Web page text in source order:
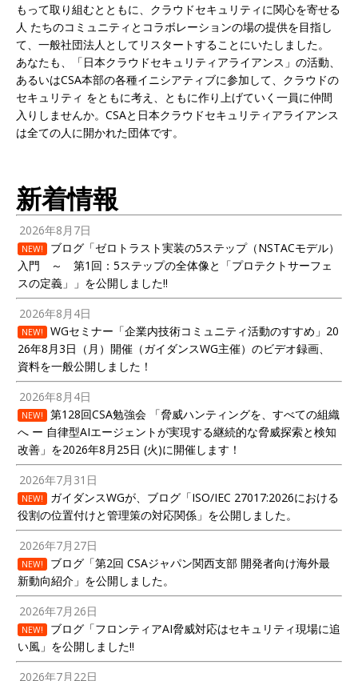
もって取り組むとともに、クラウドセキュリティに関心を寄せる
人 たちのコミュニティとコラボレーションの場の提供を目指し
て、一般社団法人としてリスタートすることにいたしました。
あなたも、「日本クラウドセキュリティアライアンス」の活動、
あるいはCSA本部の各種イニシアティブに参加して、クラウドの
セキュリティ をともに考え、ともに作り上げていく一員に仲間
入りしませんか。CSAと日本クラウドセキュリティアライアンス
は全ての人に開かれた団体です。
新着情報
2026年8月7日
NEW!
ブログ「ゼロトラスト実装の5ステップ（NSTACモデル）
入門 ～ 第1回：5ステップの全体像と「プロテクトサーフェ
スの定義」」を公開しました!!
2026年8月4日
NEW!
WGセミナー「企業内技術コミュニティ活動のすすめ」20
26年8月3日（月）開催（ガイダンスWG主催）のビデオ録画、
資料を一般公開しました！
2026年8月4日
NEW!
第128回CSA勉強会 「脅威ハンティングを、すべての組織
へ ー 自律型AIエージェントが実現する継続的な脅威探索と検知
改善」を2026年8月25日 (火)に開催します！
2026年7月31日
NEW!
ガイダンスWGが、ブログ「ISO/IEC 27017:2026における
役割の位置付けと管理策の対応関係」を公開しました。
2026年7月27日
NEW!
ブログ「第2回 CSAジャパン関西支部 開発者向け海外最
新動向紹介」を公開しました。
2026年7月26日
NEW!
ブログ「フロンティアAI脅威対応はセキュリティ現場に追
い風」を公開しました!!
2026年7月22日